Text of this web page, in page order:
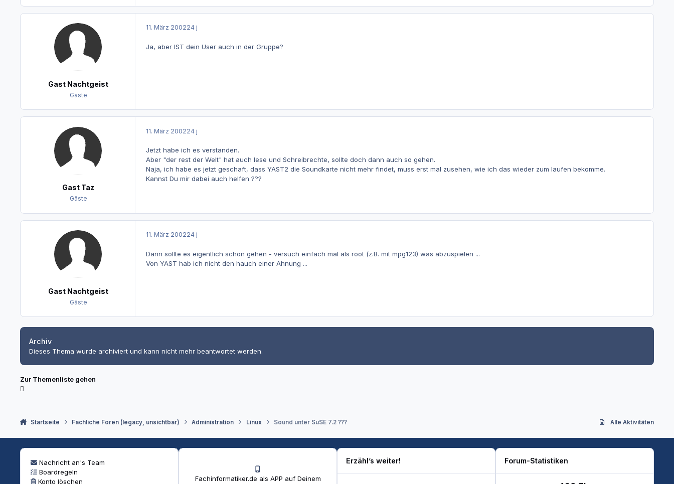
Gast Nachtgeist
Gäste
11. März 200224 j
Ja, aber IST dein User auch in der Gruppe?
Gast Taz
Gäste
11. März 200224 j
Jetzt habe ich es verstanden.
Aber "der rest der Welt" hat auch lese und Schreibrechte, sollte doch dann auch so gehen.
Naja, ich habe es jetzt geschaft, dass YAST2 die Soundkarte nicht mehr findet, muss erst mal zusehen, wie ich das wieder zum laufen bekomme.
Kannst Du mir dabei auch helfen ???
Gast Nachtgeist
Gäste
11. März 200224 j
Dann sollte es eigentlich schon gehen - versuch einfach mal als root (z.B. mit mpg123) was abzuspielen ...
Von YAST hab ich nicht den hauch einer Ahnung ...
Archiv
Dieses Thema wurde archiviert und kann nicht mehr beantwortet werden.
Zur Themenliste gehen
Startseite Fachliche Foren (legacy, unsichtbar) Administration Linux Sound unter SuSE 7.2 ??? Alle Aktivitäten
Nachricht an's Team
Boardregeln
Konto löschen
Fachinformatiker.de als APP auf Deinem
Erzähl’s weiter! Forum-Statistiken